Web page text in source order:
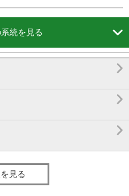
統を見る 



見る